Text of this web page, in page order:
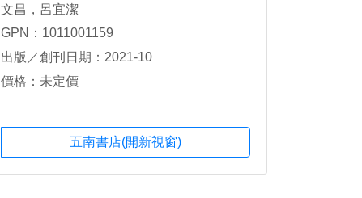
文昌，呂宜潔
GPN：1011001159
出版／創刊日期：2021-10
價格：未定價
五南書店(開新視窗)